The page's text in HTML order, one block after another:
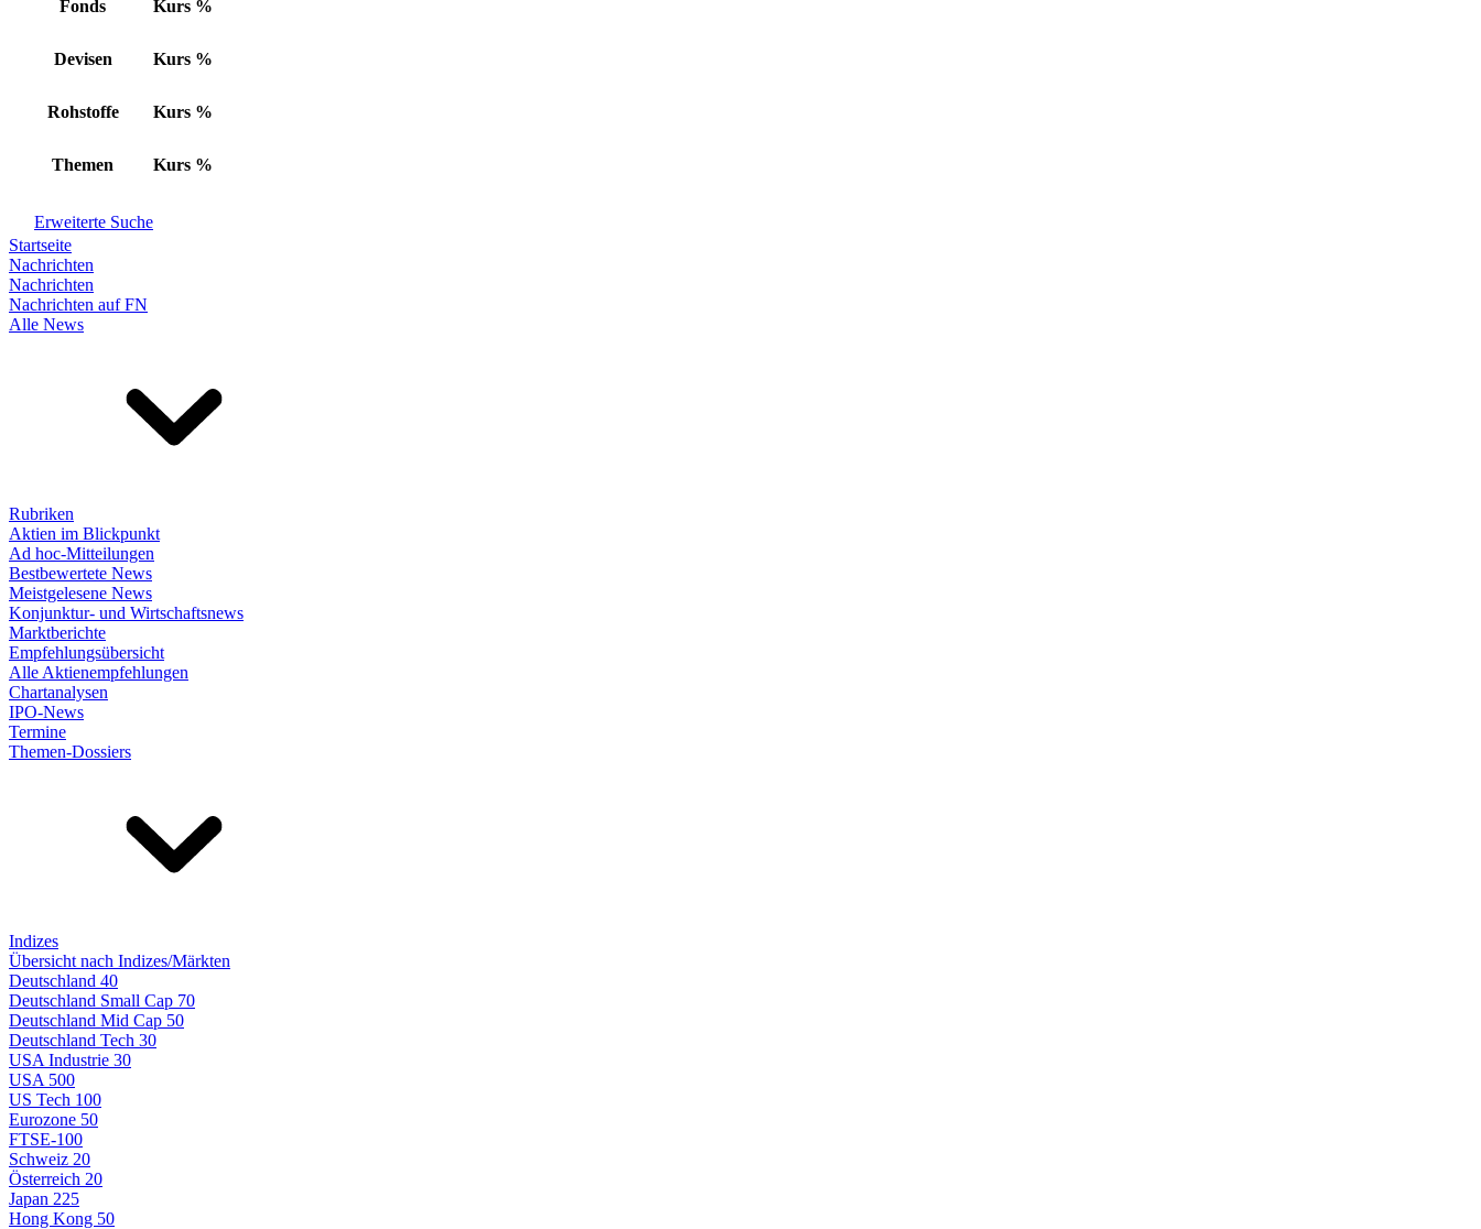
Fonds Kurs %
Devisen Kurs %
Rohstoffe Kurs %
Themen Kurs %
Erweiterte Suche
Startseite
Nachrichten
Nachrichten
Nachrichten auf FN
Alle News
Rubriken
Aktien im Blickpunkt
Ad hoc-Mitteilungen
Bestbewertete News
Meistgelesene News
Konjunktur- und Wirtschaftsnews
Marktberichte
Empfehlungsübersicht
Alle Aktienempfehlungen
Chartanalysen
IPO-News
Termine
Themen-Dossiers
Indizes
Übersicht nach Indizes/Märkten
Deutschland 40
Deutschland Small Cap 70
Deutschland Mid Cap 50
Deutschland Tech 30
USA Industrie 30
USA 500
US Tech 100
Eurozone 50
FTSE-100
Schweiz 20
Österreich 20
Japan 225
Hong Kong 50